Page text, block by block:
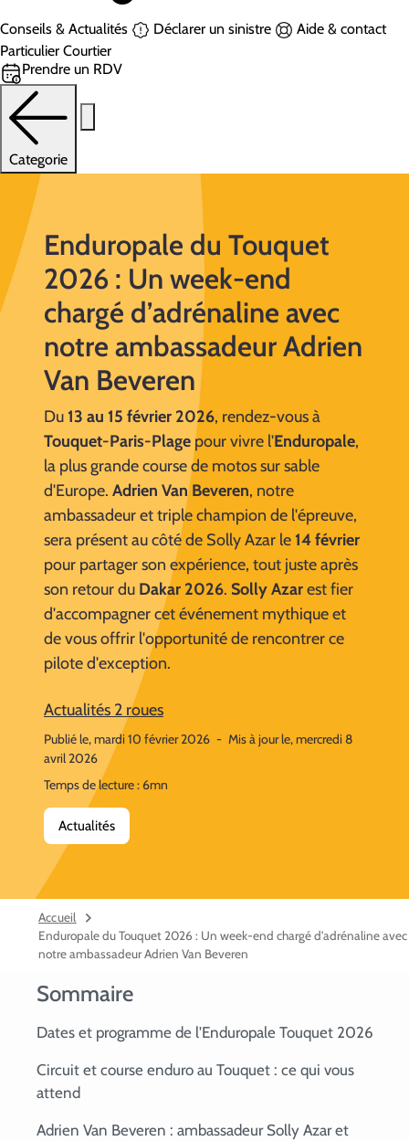
Conseils & Actualités Déclarer un sinistre
Aide & contact
Particulier Courtier
Prendre un RDV
Categorie
Enduropale du Touquet
2026 : Un week-end
chargé d’adrénaline avec
notre ambassadeur Adrien
Van Beveren
Du 13 au 15 février 2026, rendez-vous à
Touquet-Paris-Plagepour vivre l'Enduropale,
la plus grande course de motos sur sable
d'Europe. Adrien Van Beveren, notre
ambassadeur et triple champion de l'épreuve,
sera présent au côté de Solly Azar le 14 février
pour partager son expérience, tout juste après
son retour du Dakar 2026. Solly Azarest fier
d'accompagner cet événement mythique et
de vous offrir l'opportunité de rencontrer ce
pilote d'exception.
Actualités 2 roues
Publié le, mardi 10 février 2026 - Mis à jour le, mercredi 8
avril 2026
Temps de lecture : 6mn
Actualités
Accueil
Enduropale du Touquet 2026 : Un week-end chargé d’adrénaline avec
notre ambassadeur Adrien Van Beveren
Sommaire
Dates et programme de l'Enduropale Touquet 2026
Circuit et course enduro au Touquet : ce qui vous
attend
Adrien Van Beveren : ambassadeur Solly Azar et